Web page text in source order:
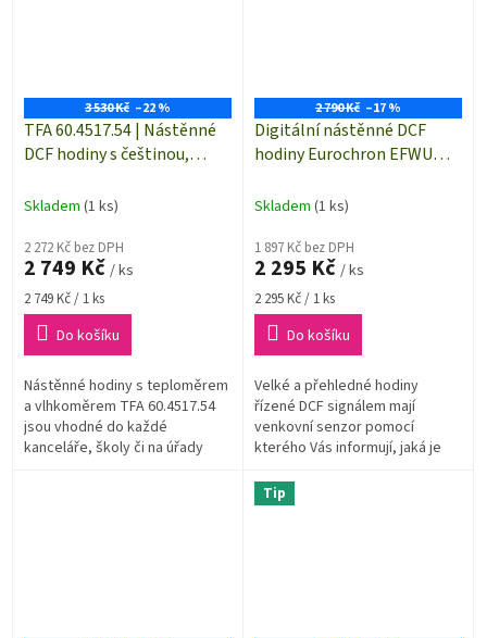
3 530 Kč –22 %
TFA 60.4517.54 | Nástěnné
DCF hodiny s češtinou,
- velikost XL
Skladem (1 ks)
2 272 Kč bez DPH
2 749 Kč / ks
Měrná
cena:
2 749 Kč / 1 ks
Do košíku
Nástěnné hodiny s teploměrem
a vlhkoměrem TFA 60.4517.54
jsou vhodné do každé
kanceláře, školy či na úřady
2 790 Kč –17 %
Digitální nástěnné DCF
hodiny Eurochron EFWU
venkovní teplotou,
Skladem (1 ks)
1 897 Kč bez DPH
2 295 Kč / ks
Měrná
cena:
2 295 Kč / 1 ks
Do košíku
Velké a přehledné hodiny
řízené DCF signálem mají
venkovní senzor pomocí
kterého Vás informují, jaká je
SNOOZE.
Tip